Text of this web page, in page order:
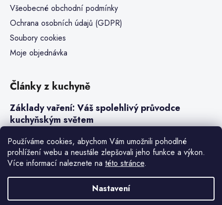
Používáme cookies, abychom Vám umožnili pohodlné
prohlížení webu a neustále zlepšovali jeho funkce a výkon.
Více informací naleznete na této stránce.
Nastavení
Všeobecné obchodní podmínky
Ochrana osobních údajů (GDPR)
Soubory cookies
Moje objednávka
Články z kuchyně
Základy vaření: Váš spolehlivý průvodce
kuchyňským světem
Steaky a sous-vide vaření
Jak vařit v tlakovém hrnci neboli papiňáku